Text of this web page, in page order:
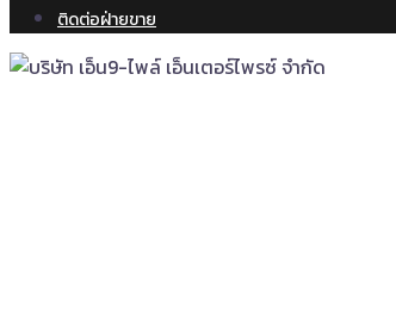
ติดต่อฝ่ายขาย